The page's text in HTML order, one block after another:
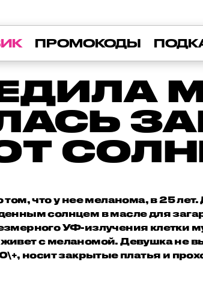
ПРОМОКОДЫ
том, что у нее меланома, в 25
солнцем в масле для
УФ-излучения клетки
с меланомой. Девушка не
носит закрытые платья и